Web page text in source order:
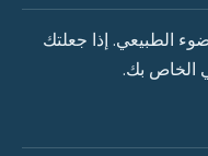
الطبيعي. إذا جعلتك
الخاص بك.